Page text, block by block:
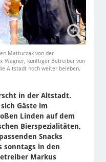
Mattuczak von der
Wagner, künftiger Betreiber von
Altstadt noch weiter beleben.
in der Altstadt.
Gäste im
Linden auf dem
Bierspezialitäten,
Snacks
sonntags in den
Markus